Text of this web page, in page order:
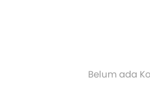
Belum ada